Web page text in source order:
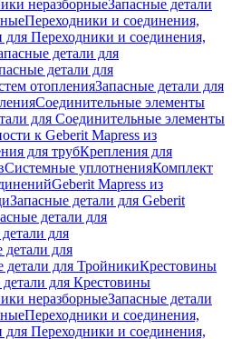
неразборныеЗапасные детали
Переходники и соединения,
для Переходники и соединения,
детали для
детали для
отопленияЗапасные детали для
Соединительные элементы
для Соединительные элементы
к Geberit Mapress из
для трубКрепления для
Системные уплотненияКомплект
Geberit Mapress из
Запасные детали для Geberit
детали для
для
детали для
детали для ТройникиКрестовины
для Крестовины
неразборныеЗапасные детали
Переходники и соединения,
для Переходники и соединения,